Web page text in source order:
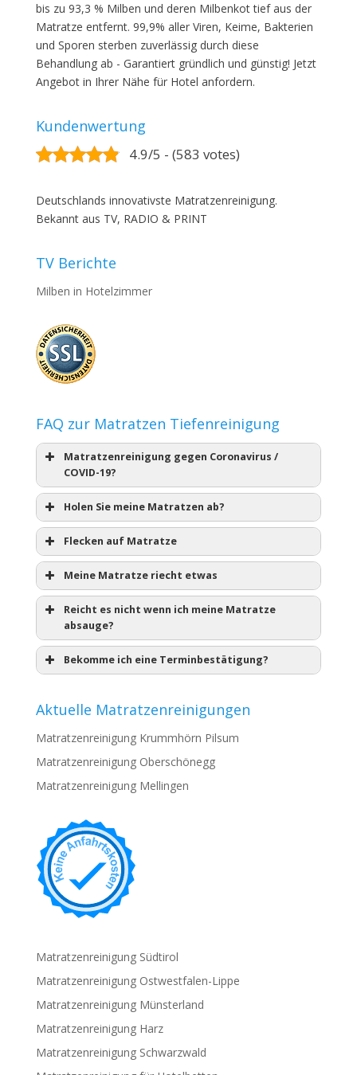
bis zu 93,3 % Milben und deren Milbenkot tief aus der
Matratze entfernt. 99,9% aller Viren, Keime, Bakterien
und Sporen sterben zuverlässig durch diese
Behandlung ab - Garantiert gründlich und günstig! Jetzt
Angebot in Ihrer Nähe für Hotel anfordern.
Kundenwertung
4.9/5 - (583 votes)
Deutschlands innovativste Matratzenreinigung.
Bekannt aus TV, RADIO & PRINT
TV Berichte
Milben in Hotelzimmer
FAQ zur Matratzen Tiefenreinigung
Matratzenreinigung gegen Coronavirus /
COVID-19?
Holen Sie meine Matratzen ab?
Flecken auf Matratze
Meine Matratze riecht etwas
Reicht es nicht wenn ich meine Matratze
absauge?
Bekomme ich eine Terminbestätigung?
Aktuelle Matratzenreinigungen
Matratzenreinigung Krummhörn Pilsum
Matratzenreinigung Oberschönegg
Matratzenreinigung Mellingen
Matratzenreinigung Südtirol
Matratzenreinigung Ostwestfalen-Lippe
Matratzenreinigung Münsterland
Matratzenreinigung Harz
Matratzenreinigung Schwarzwald